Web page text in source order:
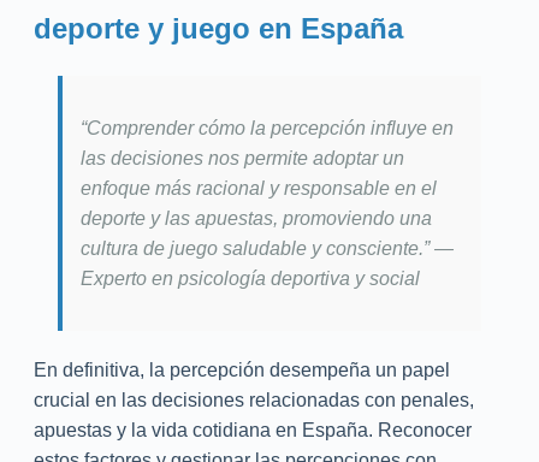
deporte y juego en España
“Comprender cómo la percepción influye en
las decisiones nos permite adoptar un
enfoque más racional y responsable en el
deporte y las apuestas, promoviendo una
cultura de juego saludable y consciente.” —
Experto en psicología deportiva y social
En definitiva, la percepción desempeña un papel
crucial en las decisiones relacionadas con penales,
apuestas y la vida cotidiana en España. Reconocer